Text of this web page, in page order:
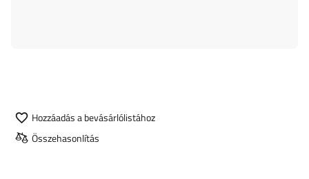
Hozzáadás a bevásárlólistához
Összehasonlítás